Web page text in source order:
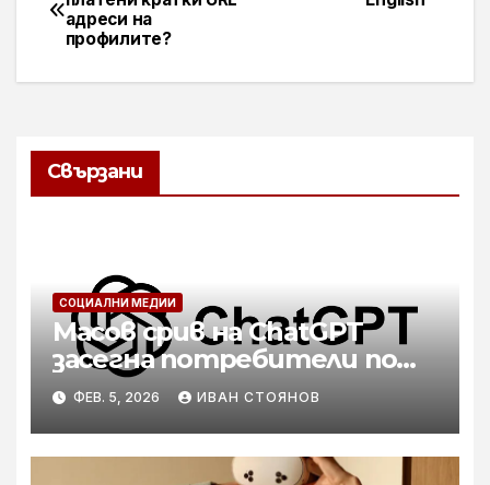
адреси на
профилите?
Свързани
СОЦИАЛНИ МЕДИИ
Масов срив на ChatGPT
засегна потребители по
целия свят
ФЕВ. 5, 2026 ИВАН СТОЯНОВ